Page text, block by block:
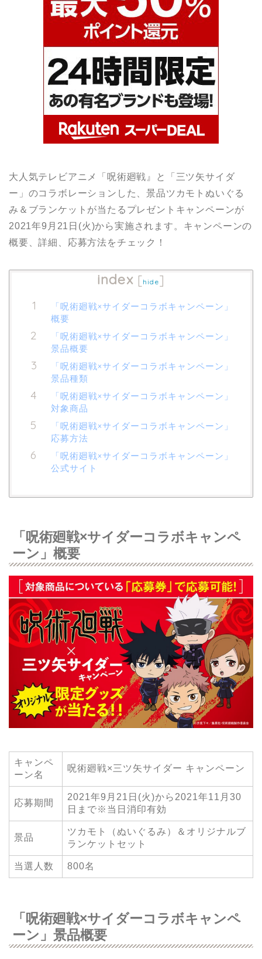
大人気テレビアニメ「呪術廻戦』と「三ツ矢サイダ
ー」のコラボレーションした、景品ツカモトぬいぐる
み＆ブランケットが当たるプレゼントキャンペーンが
2021年9月21日(火)から実施されます。キャンペーンの
概要、詳細、応募方法をチェック！
index [hide]
「呪術廻戦×サイダーコラボキャンペーン」
概要
「呪術廻戦×サイダーコラボキャンペーン」
景品概要
「呪術廻戦×サイダーコラボキャンペーン」
景品種類
「呪術廻戦×サイダーコラボキャンペーン」
対象商品
「呪術廻戦×サイダーコラボキャンペーン」
応募方法
「呪術廻戦×サイダーコラボキャンペーン」
公式サイト
「呪術廻戦×サイダーコラボキャンペ
ーン」概要
キャンペ
ーン名
呪術廻戦×三ツ矢サイダー キャンペーン
応募期間
2021年9月21日(火)から2021年11月30
日まで※当日消印有効
景品
ツカモト（ぬいぐるみ）＆オリジナルブ
ランケットセット
当選人数 800名
「呪術廻戦×サイダーコラボキャンペ
ーン」景品概要